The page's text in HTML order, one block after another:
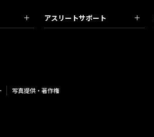
アスリートサポート
写真提供・著作権